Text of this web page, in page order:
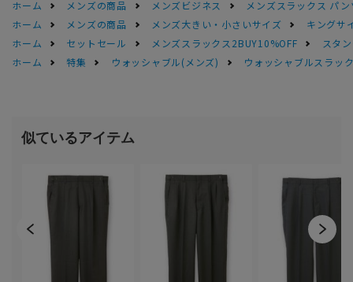
ホーム メンズの商品 メンズビジネス
メンズスラックス パン
ホーム
メンズの商品 メンズ大きい・小さいサイズ
キングサ
ホーム
セットセール メンズスラックス2BUY10%OFF
スタ
ホーム
特集 ウォッシャブル(メンズ) ウォッシャブルスラッ